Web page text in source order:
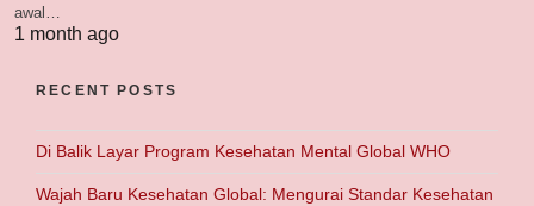
awal…
1 month ago
RECENT POSTS
Di Balik Layar Program Kesehatan Mental Global WHO
Wajah Baru Kesehatan Global: Mengurai Standar Kesehatan